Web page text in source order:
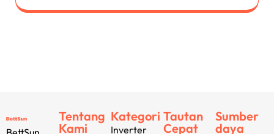
Tentang
Kami
Kategori
Inverter
Tautan
Cepat
Sumber
daya